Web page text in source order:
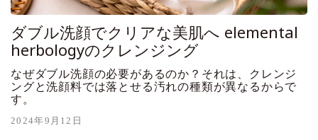
ダブル洗顔でクリアな美肌へ elemental
herbologyのクレンジング
なぜダブル洗顔の必要があるのか？それは、クレンジ
ングと洗顔料では落とせる汚れの種類が異なるからで
す。
2024年9月12日